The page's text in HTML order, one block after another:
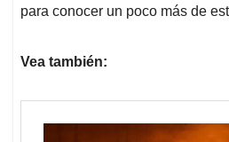
para conocer un poco más de
Vea también: